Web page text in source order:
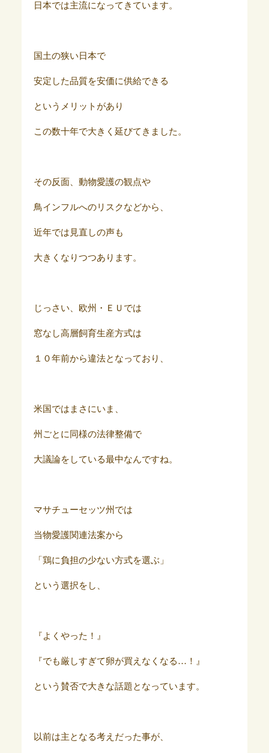
日本では主流になってきています。
国土の狭い日本で
安定した品質を安価に供給できる
というメリットがあり
この数十年で大きく延びてきました。
その反面、動物愛護の観点や
鳥インフルへのリスクなどから、
近年では見直しの声も
大きくなりつつあります。
じっさい、欧州・ＥＵでは
窓なし高層飼育生産方式は
１０年前から違法となっており、
米国ではまさにいま、
州ごとに同様の法律整備で
大議論をしている最中なんですね。
マサチューセッツ州では
当物愛護関連法案から
「鶏に負担の少ない方式を選ぶ」
という選択をし、
『よくやった！』
『でも厳しすぎて卵が買えなくなる…！』
という賛否で大きな話題となっています。
以前は主となる考えだった事が、